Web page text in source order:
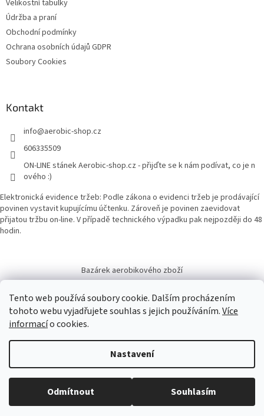
Tento web používá soubory cookie. Dalším procházením
tohoto webu vyjadřujete souhlas s jejich používáním.Více
informacío cookies.
Nastavení
Odmítnout Souhlasím
Velikostní tabulky
Údržba a praní
Obchodní podmínky
Ochrana osobních údajů GDPR
Soubory Cookies
Kontakt
info@aerobic-shop.cz
606335509
ON-LINE stánek Aerobic-shop.cz - přijďte se k nám podívat, co je n
ového :)
Elektronická evidence tržeb: Podle zákona o evidenci tržeb je prodávající
povinen vystavit kupujícímu účtenku. Zároveň je povinen zaevidovat
přijatou tržbu on-line. V případě technického výpadku pak nejpozději do 48
hodin.
Bazárek aerobikového zboží
Copyright 2026Aerobic-shop.cz. Všechna práva vyhrazena.Upravit